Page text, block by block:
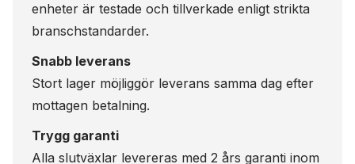
enheter är testade och tillverkade enligt strikta
branschstandarder.
Snabb leverans
Stort lager möjliggör leverans samma dag efter
mottagen betalning.
Trygg garanti
Alla slutväxlar levereras med 2 års garanti inom